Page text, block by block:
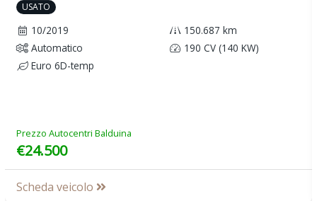
USATO
10/2019
150.687 km
Automatico
190 CV (140 KW)
Euro 6D-temp
Prezzo Autocentri Balduina
€24.500
Scheda veicolo